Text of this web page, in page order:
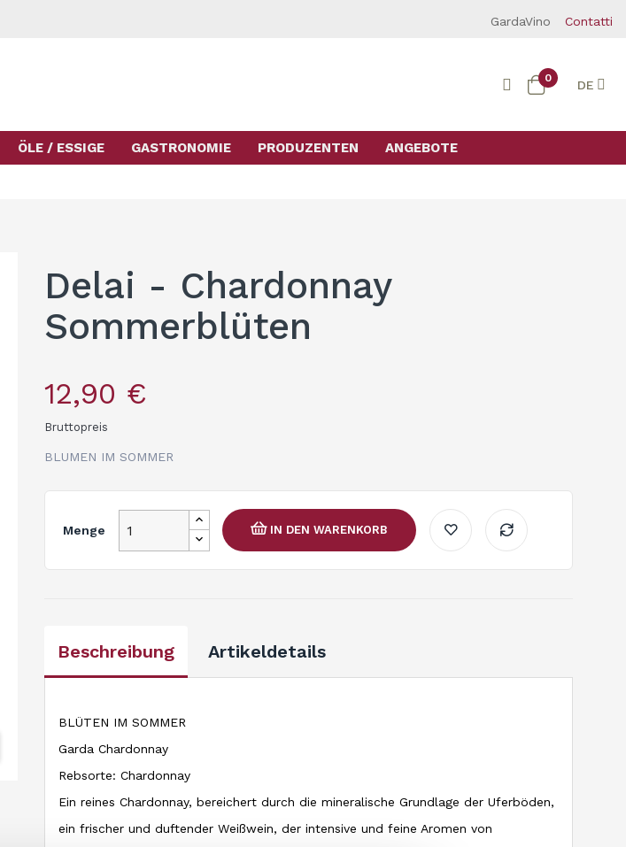
GardaVino Contatti
0 DE
ÖLE / ESSIGE GASTRONOMIE PRODUZENTEN ANGEBOTE
Delai - Chardonnay
Sommerblüten
12,90 €
Bruttopreis
BLUMEN IM SOMMER
Menge IN DEN WARENKORB
Beschreibung Artikeldetails
BLÜTEN IM SOMMER
Garda Chardonnay
Rebsorte: Chardonnay
Ein reines Chardonnay, bereichert durch die mineralische Grundlage der Uferböden,
ein frischer und duftender Weißwein, der intensive und feine Aromen von